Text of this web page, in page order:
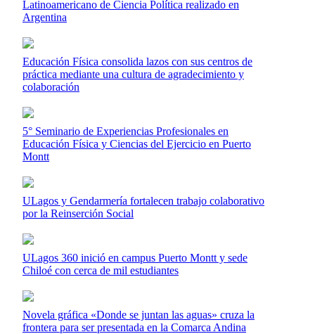
Latinoamericano de Ciencia Política realizado en
Argentina
Educación Física consolida lazos con sus centros de
práctica mediante una cultura de agradecimiento y
colaboración
5° Seminario de Experiencias Profesionales en
Educación Física y Ciencias del Ejercicio en Puerto
Montt
ULagos y Gendarmería fortalecen trabajo colaborativo
por la Reinserción Social
ULagos 360 inició en campus Puerto Montt y sede
Chiloé con cerca de mil estudiantes
Novela gráfica «Donde se juntan las aguas» cruza la
frontera para ser presentada en la Comarca Andina